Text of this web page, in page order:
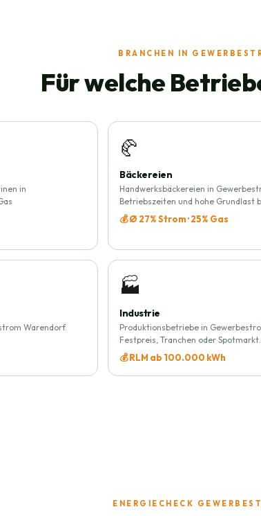
BRANCHEN IN
Für welche
in
🥐
Bäckereien
Handwerksbäckereien in
Betriebszeiten und hohe Grundlast
💰 Ø 27% Strom · 25% Gas
Warendorf.
🏭
Industrie
Produktionsbetriebe in
Festpreis, Tranchen oder Spotmarkt.
💰 RLM ab 100.000 kWh
ENERGIECHECK